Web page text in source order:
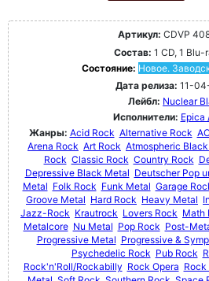
Артикул: CDVP
Состав: 1 CD, 1 Blu-
Состояние: Новое.
Дата релиза: 11-
Лейбл: Nuclear
Исполнители: Epica
Жанры: Acid Rock Alternative Rock
Arena Rock Art Rock Atmospheric
Rock Classic Rock Country Rock
Depressive Black Metal Deutscher Pop
Metal Folk Rock Funk Metal Garage
Groove Metal Hard Rock Heavy Metal
Jazz-Rock Krautrock Lovers Rock Math
Metalcore Nu Metal Pop Rock Post-
Progressive Metal Progressive &
Psychedelic Rock Pub Rock
Rock'n'Roll/Rockabilly Rock Opera Rock